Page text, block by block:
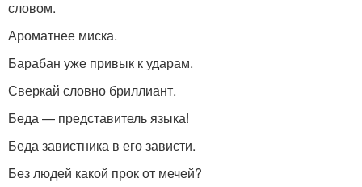
словом.
Ароматнее миска.
Барабан уже привык к ударам.
Сверкай словно бриллиант.
Беда — представитель языка!
Беда завистника в его зависти.
Без людей какой прок от мечей?